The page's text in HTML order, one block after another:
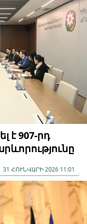
է 907-րդ
31 ՀՈՒՆՎԱՐԻ 2026 11:01